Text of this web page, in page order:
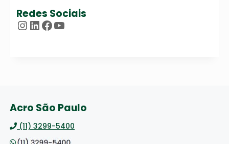
Redes Sociais
Instagram
LinkedIn
Facebook
Youtube
Acro São Paulo
(11) 3299-5400